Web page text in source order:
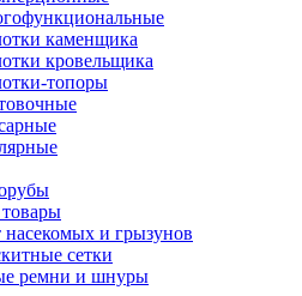
каменщика
кровельщика
топоры
насекомых и грызунов
сетки
ремни и шнуры